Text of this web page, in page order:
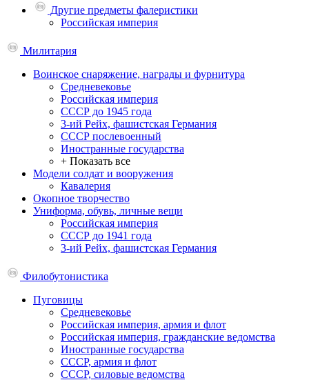
Другие предметы фалеристики
Российская империя
Милитария
Воинское снаряжение, награды и фурнитура
Средневековье
Российская империя
СССР до 1945 года
3-ий Рейх, фашистская Германия
СССР послевоенный
Иностранные государства
+ Показать все
Модели солдат и вооружения
Кавалерия
Окопное творчество
Униформа, обувь, личные вещи
Российская империя
СССР до 1941 года
3-ий Рейх, фашистская Германия
Филобутонистика
Пуговицы
Средневековье
Российская империя, армия и флот
Российская империя, гражданские ведомства
Иностранные государства
СССР, армия и флот
СССР, силовые ведомства